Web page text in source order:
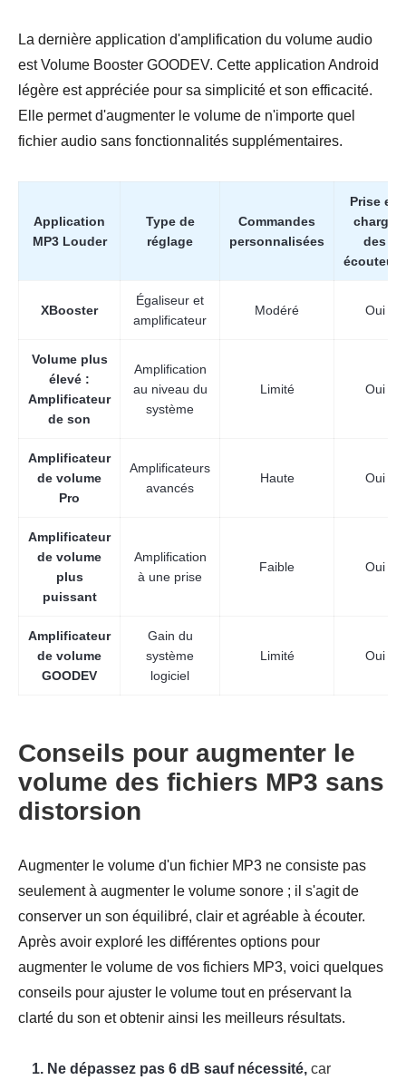
La dernière application d'amplification du volume audio
est Volume Booster GOODEV. Cette application Android
légère est appréciée pour sa simplicité et son efficacité.
Elle permet d'augmenter le volume de n'importe quel
fichier audio sans fonctionnalités supplémentaires.
Application
MP3 Louder
Type de
réglage
Commandes
personnalisées
Prise en
charge
des
écouteurs
XBooster
Égaliseur et
amplificateur
Modéré Oui
Volume plus
élevé :
Amplificateur
de son
Amplification
au niveau du
système
Limité Oui
Amplificateur
de volume
Pro
Amplificateurs
avancés
Haute Oui
Amplificateur
de volume
plus
puissant
Amplification
à une prise
Faible Oui
Amplificateur
de volume
GOODEV
Gain du
système
logiciel
Limité Oui
Conseils pour augmenter le
volume des fichiers MP3 sans
distorsion
Augmenter le volume d'un fichier MP3 ne consiste pas
seulement à augmenter le volume sonore ; il s'agit de
conserver un son équilibré, clair et agréable à écouter.
Après avoir exploré les différentes options pour
augmenter le volume de vos fichiers MP3, voici quelques
conseils pour ajuster le volume tout en préservant la
clarté du son et obtenir ainsi les meilleurs résultats.
1. Ne dépassez pas 6 dB sauf nécessité, car